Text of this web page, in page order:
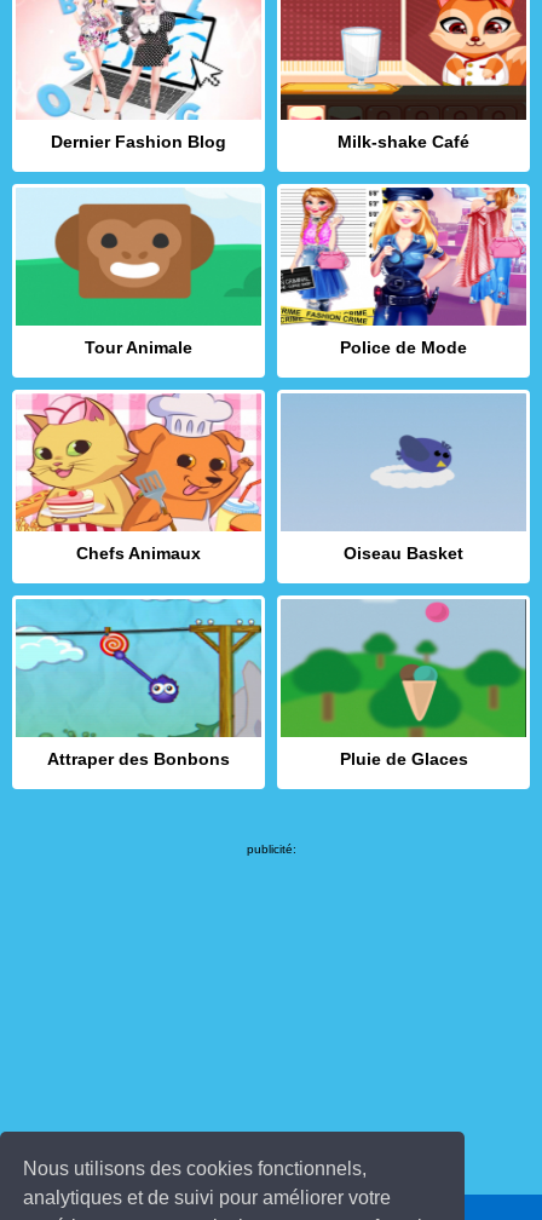
Nous utilisons des cookies fonctionnels,
analytiques et de suivi pour améliorer votre
Dernier Fashion Blog Milk-shake Café
Tour Animale Police de Mode
Chefs Animaux Oiseau Basket
Attraper des Bonbons Pluie de Glaces
publicité: